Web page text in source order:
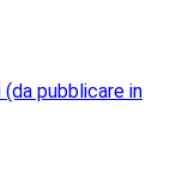
pubblicare in